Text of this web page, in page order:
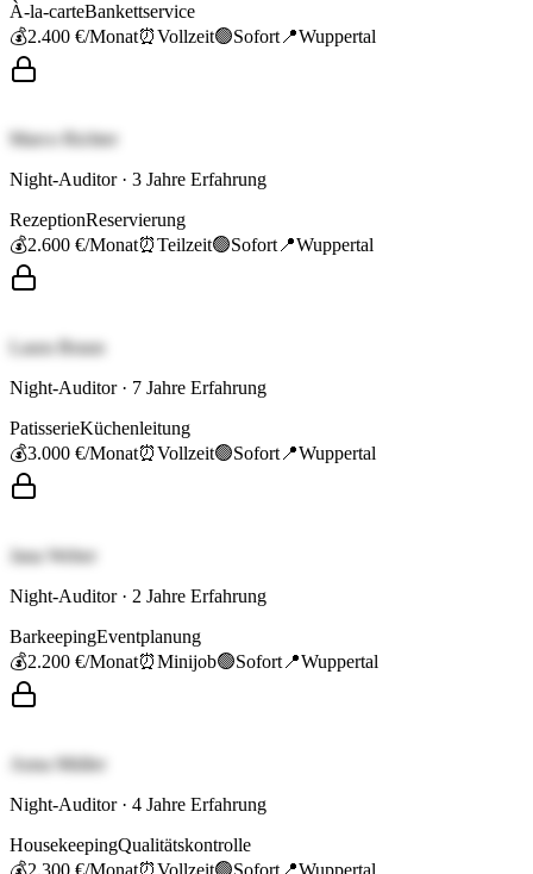
À-la-carteBankettservice
💰2.400 €/Monat⏰Vollzeit🟢Sofort 📍Wuppertal
Marco Richter
Night-Auditor· 3 Jahre Erfahrung
RezeptionReservierung
💰2.600 €/Monat⏰Teilzeit🟢Sofort 📍Wuppertal
Laura Braun
Night-Auditor· 7 Jahre Erfahrung
PatisserieKüchenleitung
💰3.000 €/Monat⏰Vollzeit🟢Sofort 📍Wuppertal
Jana Weber
Night-Auditor· 2 Jahre Erfahrung
BarkeepingEventplanung
💰2.200 €/Monat⏰Minijob🟢Sofort 📍Wuppertal
Anna Müller
Night-Auditor· 4 Jahre Erfahrung
HousekeepingQualitätskontrolle